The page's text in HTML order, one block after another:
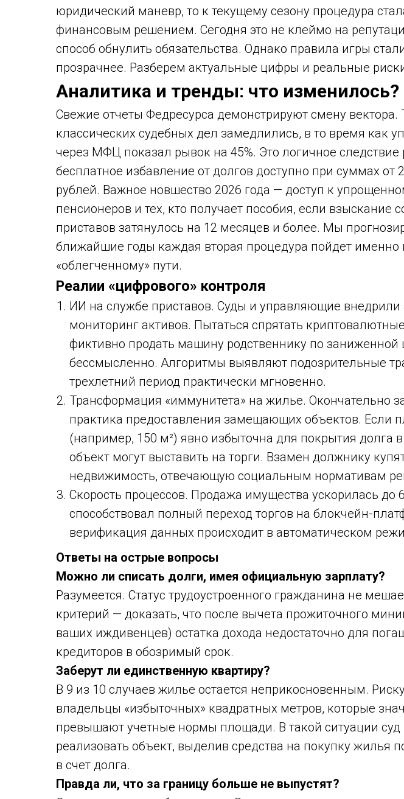
юридический маневр, то к текущему сезону процедура
финансовым решением. Сегодня это не клеймо на
способ обнулить обязательства. Однако правила игры
прозрачнее. Разберем актуальные цифры и реальные
Аналитика и тренды: что изменилось?
Свежие отчеты Федресурса демонстрируют смену
классических судебных дел замедлились, в то время как
через МФЦ показал рывок на 45%. Это логичное следствие
бесплатное избавление от долгов доступно при суммах от
рублей. Важное новшество 2026 года — доступ к
пенсионеров и тех, кто получает пособия, если взыскание
приставов затянулось на 12 месяцев и более. Мы
ближайшие годы каждая вторая процедура пойдет именно
«облегченному» пути.
Реалии «цифрового» контроля
ИИ на службе приставов. Суды и управляющие внедрили
мониторинг активов. Пытаться спрятать
фиктивно продать машину родственнику по заниженной
бессмысленно. Алгоритмы выявляют подозрительные
трехлетний период практически мгновенно.
Трансформация «иммунитета» на жилье. Окончательно
практика предоставления замещающих объектов. Если
(например, 150 м²) явно избыточна для покрытия долга
объект могут выставить на торги. Взамен должнику
недвижимость, отвечающую социальным нормативам
Скорость процессов. Продажа имущества ускорилась до
способствовал полный переход торгов на блокчейн-
верификация данных происходит в автоматическом
Ответы на острые вопросы
Можно ли списать долги, имея официальную зарплату?
Разумеется. Статус трудоустроенного гражданина не
критерий — доказать, что после вычета прожиточного
ваших иждивенцев) остатка дохода недостаточно для
кредиторов в обозримый срок.
Заберут ли единственную квартиру?
В 9 из 10 случаев жилье остается неприкосновенным.
владельцы «избыточных» квадратных метров, которые
превышают учетные нормы площади. В такой ситуации суд
реализовать объект, выделив средства на покупку жилья
в счет долга.
Правда ли, что за границу больше не выпустят?